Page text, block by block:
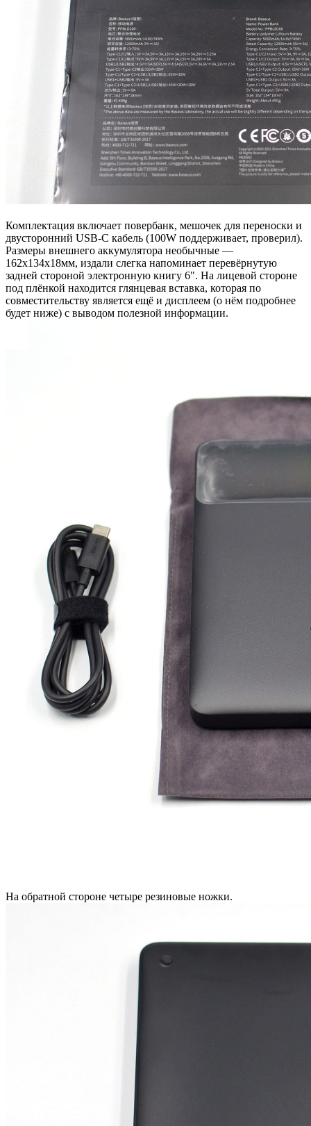
Комплектация включает повербанк, мешочек для переноски и
двусторонний USB-C кабель (100W поддерживает, проверил).
Размеры внешнего аккумулятора необычные —
162х134х18мм, издали слегка напоминает перевёрнутую
задней стороной электронную книгу 6". На лицевой стороне
под плёнкой находится глянцевая вставка, которая по
совместительству является ещё и дисплеем (о нём подробнее
будет ниже) с выводом полезной информации.
На обратной стороне четыре резиновые ножки.